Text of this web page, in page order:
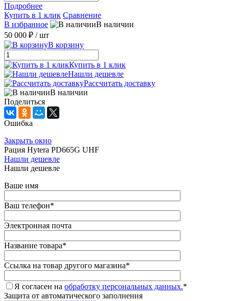
Подробнее
Купить в 1 клик Сравнение
В избранное
В наличии
50 000 ₽ / шт
В корзину
Купить в 1 клик
Нашли дешевле
Рассчитать доставку
В наличии
Поделиться
Ошибка
Закрыть окно
Рация Hytera PD665G UHF
Нашли дешевле
Нашли дешевле
Ваше имя
Ваш телефон*
Электронная почта
Название товара*
Ссылка на товар другого магазина*
Я согласен на обработку персональных данных.*
Защита от автоматического заполнения